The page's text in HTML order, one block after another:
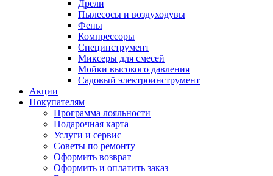
Дрели
Пылесосы и воздуходувы
Фены
Компрессоры
Специнструмент
Миксеры для смесей
Мойки высокого давления
Садовый электроинструмент
Акции
Покупателям
Программа лояльности
Подарочная карта
Услуги и сервис
Советы по ремонту
Оформить возврат
Оформить и оплатить заказ